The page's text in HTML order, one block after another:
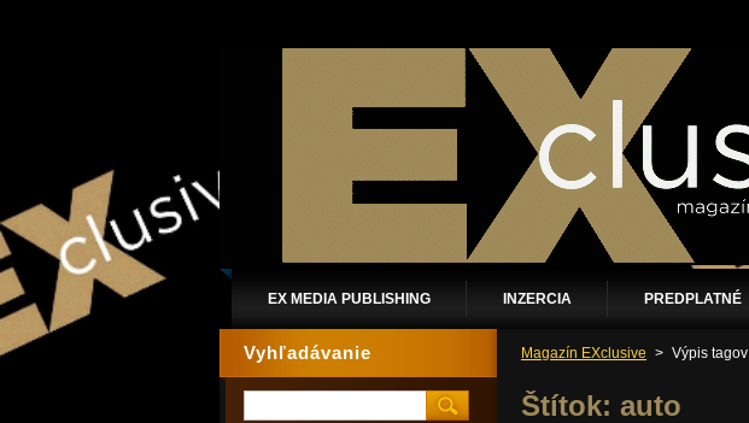
EX MEDIA PUBLISHING INZERCIA PREDPLATNÉ
Magazín EXclusive > Výpis tagov
Štítok: auto
Vyhľadávanie